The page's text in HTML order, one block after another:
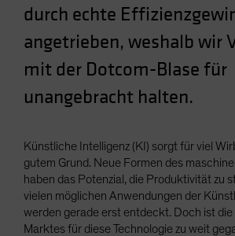
Spain
Sweden
Switzerland
Taiwan - 台灣
United States (US Citizens)
US (Non-US Citizens/NRC)
durch echte
angetrieben, weshalb wir
mit der Dotcom-Blase für
unangebracht halten.
Künstliche Intelligenz (KI) sorgt für viel
gutem Grund. Neue Formen des
haben das Potenzial, die Produktivität zu
vielen möglichen Anwendungen der
werden gerade erst entdeckt. Doch ist
Marktes für diese Technologie zu weit